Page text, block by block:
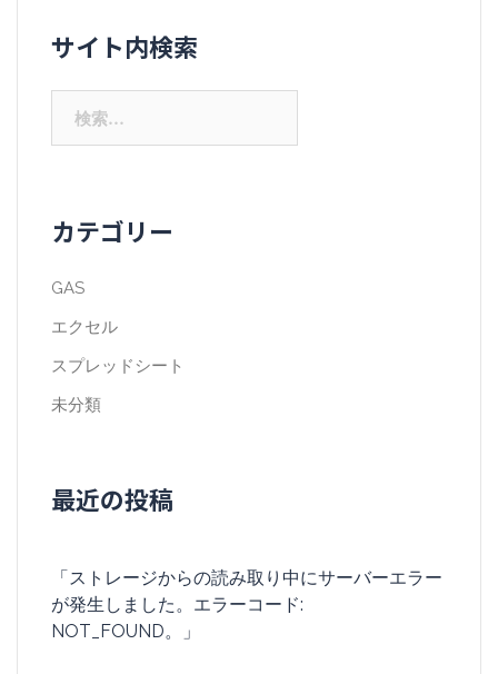
サイト内検索
カテゴリー
GAS
エクセル
スプレッドシート
未分類
最近の投稿
「ストレージからの読み取り中にサーバーエラー
が発生しました。エラーコード:
NOT_FOUND。」